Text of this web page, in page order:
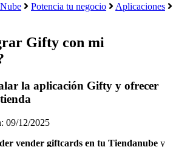
Potencia tu negocio
Aplicaciones
Gifty con mi
la aplicación Gifty y ofrecer
09/12/2025
vender giftcards en tu Tiendanube y